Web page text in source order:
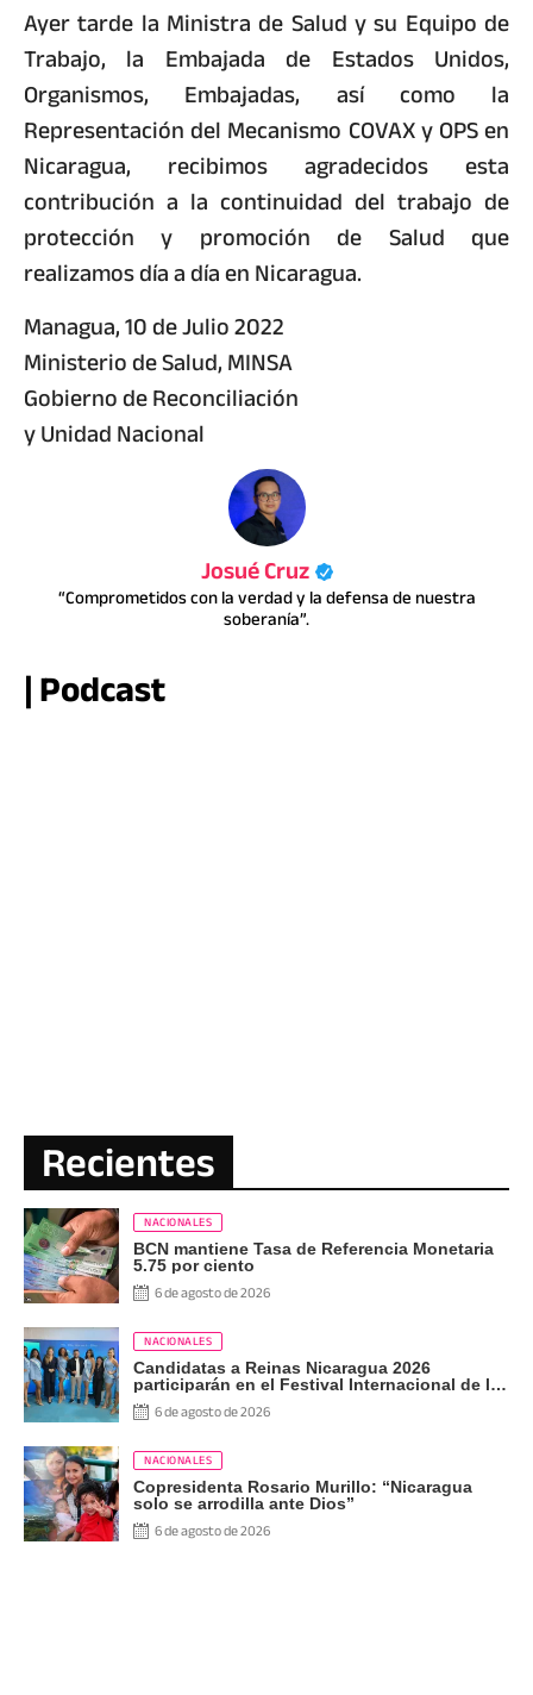
Ayer tarde la Ministra de Salud y su Equipo de
Trabajo, la Embajada de Estados Unidos,
Organismos, Embajadas, así como la
Representación del Mecanismo COVAX y OPS en
Nicaragua, recibimos agradecidos esta
contribución a la continuidad del trabajo de
protección y promoción de Salud que
realizamos día a día en Nicaragua.
Managua, 10 de Julio 2022
Ministerio de Salud, MINSA
Gobierno de Reconciliación
y Unidad Nacional
Josué Cruz
“Comprometidos con la verdad y la defensa de nuestra
soberanía”.
| Podcast
Recientes
NACIONALES
BCN mantiene Tasa de Referencia Monetaria
5.75 por ciento
6 de agosto de 2026
NACIONALES
Candidatas a Reinas Nicaragua 2026
participarán en el Festival Internacional de las
Artes, Cultura y Gastronomía
6 de agosto de 2026
NACIONALES
Copresidenta Rosario Murillo: “Nicaragua
solo se arrodilla ante Dios”
6 de agosto de 2026